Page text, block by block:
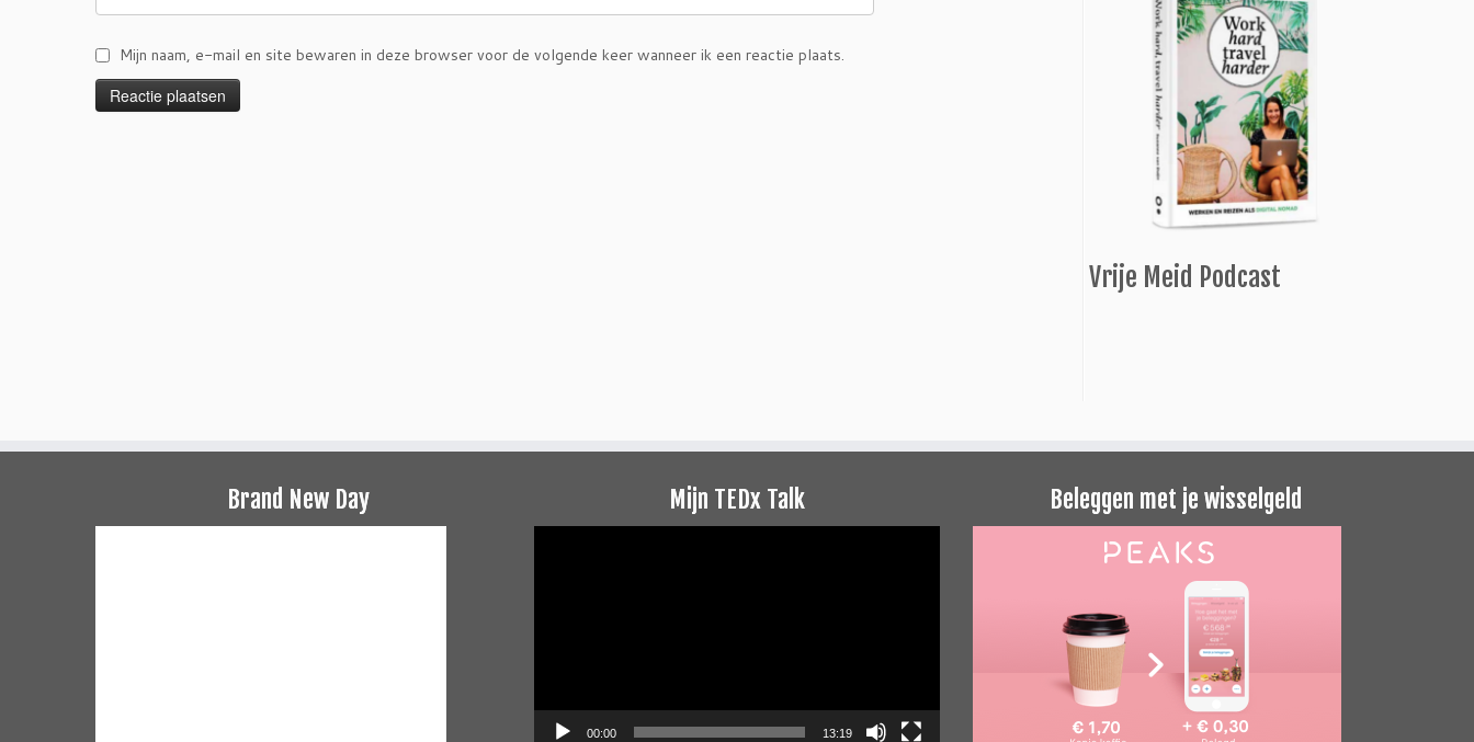
Mijn naam, e-mail en site bewaren in deze browser voor de volgende keer wanneer ik een reactie plaats.
Vrije Meid Podcast
Brand New Day Mijn TEDx Talk
00:00 13:19
Beleggen met je wisselgeld